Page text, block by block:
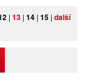
| 13 | 14 | 15 | další